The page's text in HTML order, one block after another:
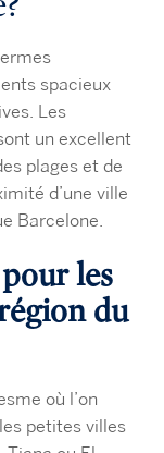
spacieux
Les
un excellent
plages et de
d’une ville
Barcelone.
les
du
où l’on
petites villes